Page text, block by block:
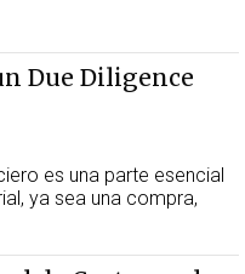
Due Diligence
es una parte esencial
ya sea una compra,